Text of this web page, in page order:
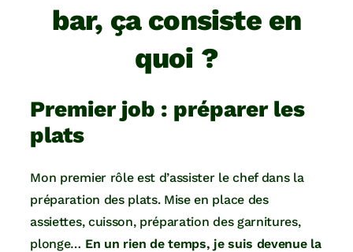
bar, ça consiste en
quoi ?
Premier job : préparer les
plats
Mon premier rôle est d’assister le chef dans la
préparation des plats. Mise en place des
assiettes, cuisson, préparation des garnitures,
plonge… En un rien de temps, je suis devenue la